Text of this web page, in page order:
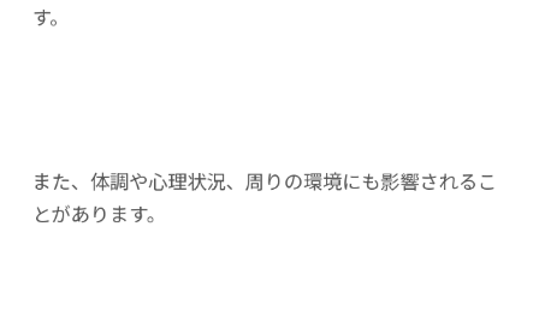
す。
また、体調や心理状況、周りの環境にも影響されるこ
とがあります。